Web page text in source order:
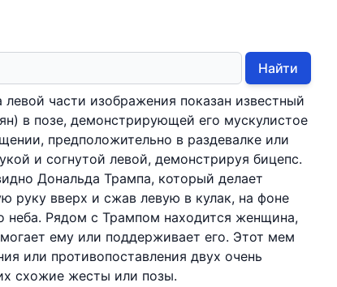
Найти
части изображения показан известный
в позе, демонстрирующей его мускулистое
предположительно в раздевалке или
и согнутой левой, демонстрируя бицепс.
Дональда Трампа, который делает
руку вверх и сжав левую в кулак, на фоне
неба. Рядом с Трампом находится женщина,
ему или поддерживает его. Этот мем
или противопоставления двух очень
схожие жесты или позы.